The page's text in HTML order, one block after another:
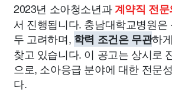
2023년 소아청소년과계약직 전문
서 진행됩니다. 충남대학교병원은
두 고려하며, 학력 조건은 무관하
찾고 있습니다. 이 공고는 상시로
으로, 소아응급 분야에 대한 전문
다.